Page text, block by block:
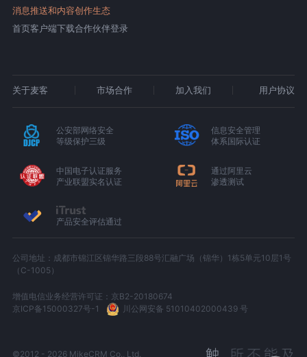
消息推送和内容创作生态
首页客户端下载合作伙伴登录
关于麦客 市场合作 加入我们 用户协议
公安部网络安全
等级保护三级
信息安全管理
体系国际认证
中国电子认证服务
产业联盟实名认证
通过阿里云
渗透测试
产品安全评估通过
公司地址：成都市锦江区锦华路三段88号汇融广场（锦华）1栋5单元10层1号
（C-1005）
增值电信业务经营许可证：京B2-20180674
京ICP备15000327号-1
川公网安备 51010402000439 号
©2012 - 2026 MikeCRM Co., Ltd.